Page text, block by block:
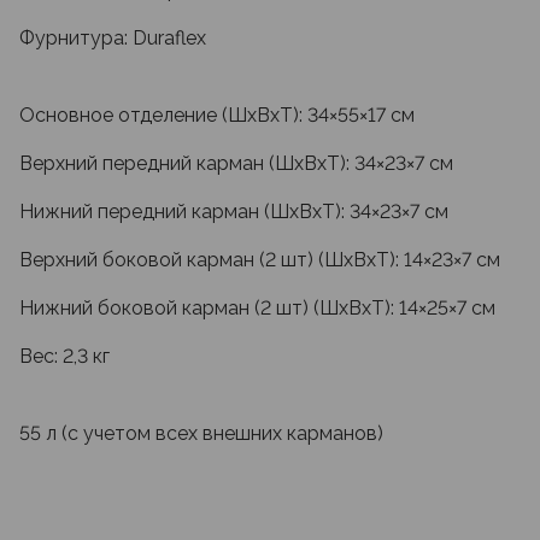
Фурнитура: Duraflex
Основное отделение (ШxВxТ): 34×55×17 см
Верхний передний карман (ШxВxТ): 34×23×7 см
Нижний передний карман (ШxВxТ): 34×23×7 см
Верхний боковой карман (2 шт) (ШxВxТ): 14×23×7 см
Нижний боковой карман (2 шт) (ШxВxТ): 14×25×7 см
Вес: 2,3 кг
55 л (с учетом всех внешних карманов)